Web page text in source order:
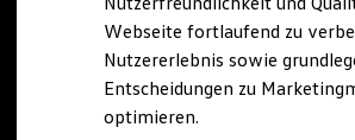
Servicetermin anfragen
Service-Vorteile bei
ServicePlus
Economy Service
Räder & Reifen Service
Ersatzfahrzeuge
Webseite fortlaufend zu
Nutzererlebnis sowie
Entscheidungen zu
optimieren.